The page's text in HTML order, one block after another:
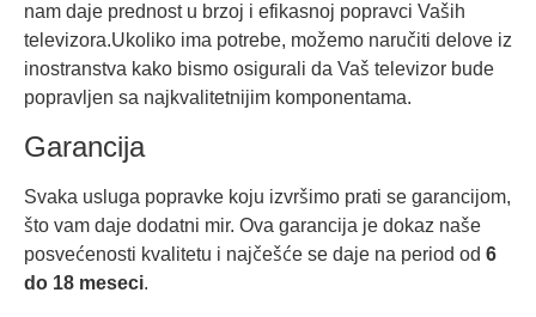
nam daje prednost u brzoj i efikasnoj popravci Vaših
televizora.Ukoliko ima potrebe, možemo naručiti delove iz
inostranstva kako bismo osigurali da Vaš televizor bude
popravljen sa najkvalitetnijim komponentama.
Garancija
Svaka usluga popravke koju izvršimo prati se garancijom,
što vam daje dodatni mir. Ova garancija je dokaz naše
posvećenosti kvalitetu i najčešće se daje na period od 6
do 18 meseci.